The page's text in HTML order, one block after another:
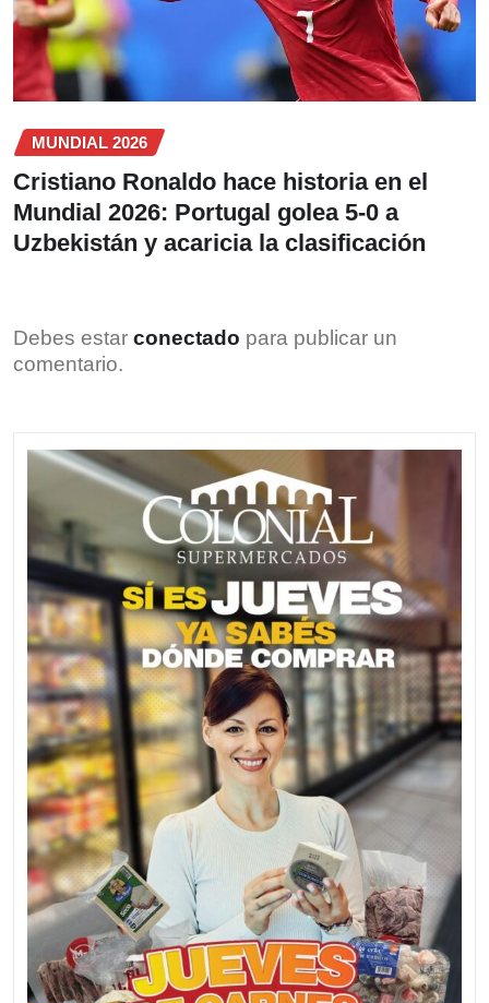
MUNDIAL 2026
Cristiano Ronaldo hace historia en el
Mundial 2026: Portugal golea 5-0 a
Uzbekistán y acaricia la clasificación
Debes estar conectado para publicar un
comentario.